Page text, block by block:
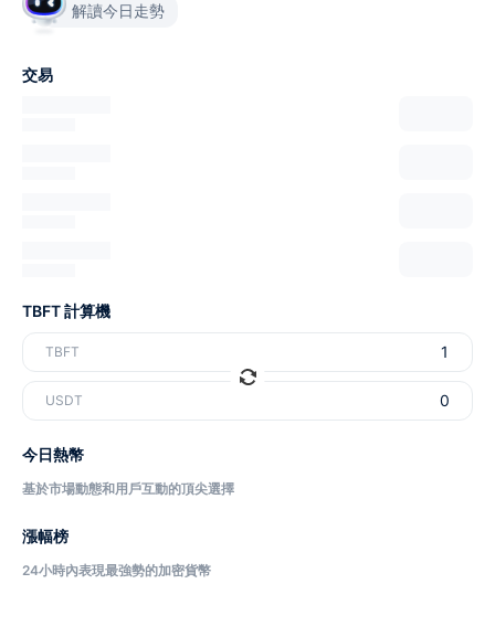
解讀今日走勢
交易
TBFT 計算機
TBFT
USDT
今日熱幣
基於市場動態和用戶互動的頂尖選擇
漲幅榜
24小時內表現最強勢的加密貨幣